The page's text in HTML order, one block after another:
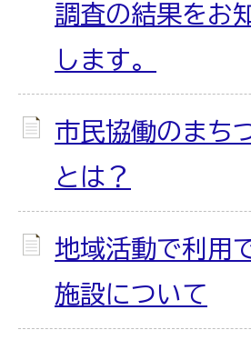
調査の結果をお
します。
市民協働のまち
とは？
地域活動で利用
施設について